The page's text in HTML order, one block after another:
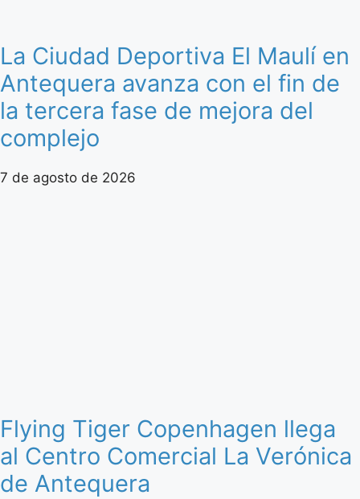
La Ciudad Deportiva El Maulí en
Antequera avanza con el fin de
la tercera fase de mejora del
complejo
7 de agosto de 2026
Flying Tiger Copenhagen llega
al Centro Comercial La Verónica
de Antequera